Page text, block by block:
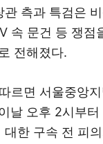
관 측과 특검은
속 문건 등 쟁점
전해졌다.
르면 서울중앙
날 오후 2시부
대한 구속 전 피